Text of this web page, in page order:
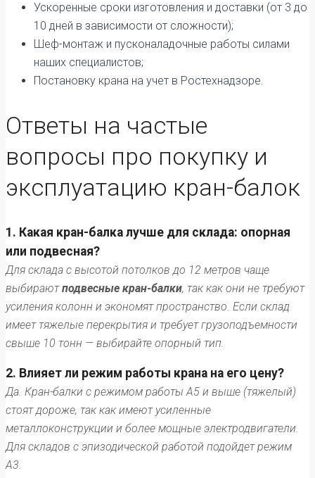
Ускоренные сроки изготовления и доставки (от 3 до
10 дней в зависимости от сложности);
Шеф-монтаж и пусконаладочные работы силами
наших специалистов;
Постановку крана на учет в Ростехнадзоре.
Ответы на частые
вопросы про покупку и
эксплуатацию кран-балок
1. Какая кран-балка лучше для склада: опорная
или подвесная?
Для склада с высотой потолков до 12 метров чаще
выбираютподвесные кран-балки, так как они не требуют
усиления колонн и экономят пространство. Если склад
имеет тяжелые перекрытия и требует грузоподъемности
свыше 10 тонн — выбирайте опорный тип.
2. Влияет ли режим работы крана на его цену?
Да. Кран-балки с режимом работы А5 и выше (тяжелый)
стоят дороже, так как имеют усиленные
металлоконструкции и более мощные электродвигатели.
Для складов с эпизодической работой подойдет режим
А3.